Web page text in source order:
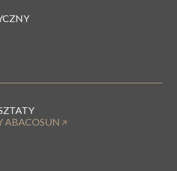
ABACOSUN